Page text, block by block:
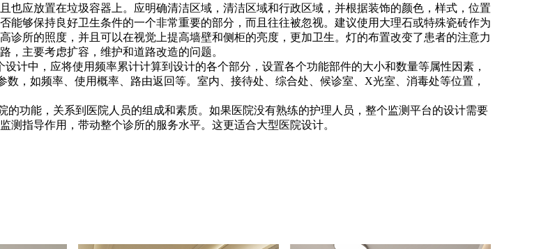
也应放置在垃圾容器上。应明确清洁区域，清洁区域和行政区域，并根据装饰的颜色，样式，位置
能够保持良好卫生条件的一个非常重要的部分，而且往往被忽视。建议使用大理石或特殊瓷砖作为
诊所的照度，并且可以在视觉上提高墙壁和侧柜的亮度，更加卫生。灯的布置改变了患者的注意力
，主要考虑扩容，维护和道路改造的问题。
计中，应将使用频率累计计算到设计的各个部分，设置各个功能部件的大小和数量等属性因素，
，如频率、使用概率、路由返回等。室内、接待处、综合处、候诊室、X光室、消毒处等位置，
功能，关系到医院人员的组成和素质。如果医院没有熟练的护理人员，整个监测平台的设计需要
指导作用，带动整个诊所的服务水平。这更适合大型医院设计。